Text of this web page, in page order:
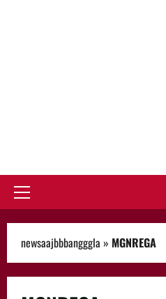
Primary
newsaajbbbangggla » MGNREGA